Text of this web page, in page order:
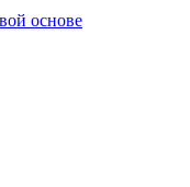
основе